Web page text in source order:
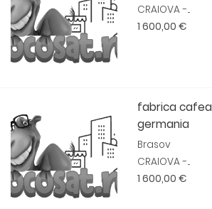
CRAIOVA -...
1 600,00 €
fabrica cafea
germania
Brasov
CRAIOVA -...
1 600,00 €